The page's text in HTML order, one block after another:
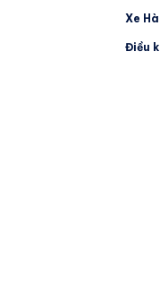
Xe
Điều